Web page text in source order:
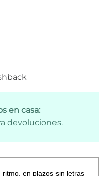
en casa:
devoluciones.